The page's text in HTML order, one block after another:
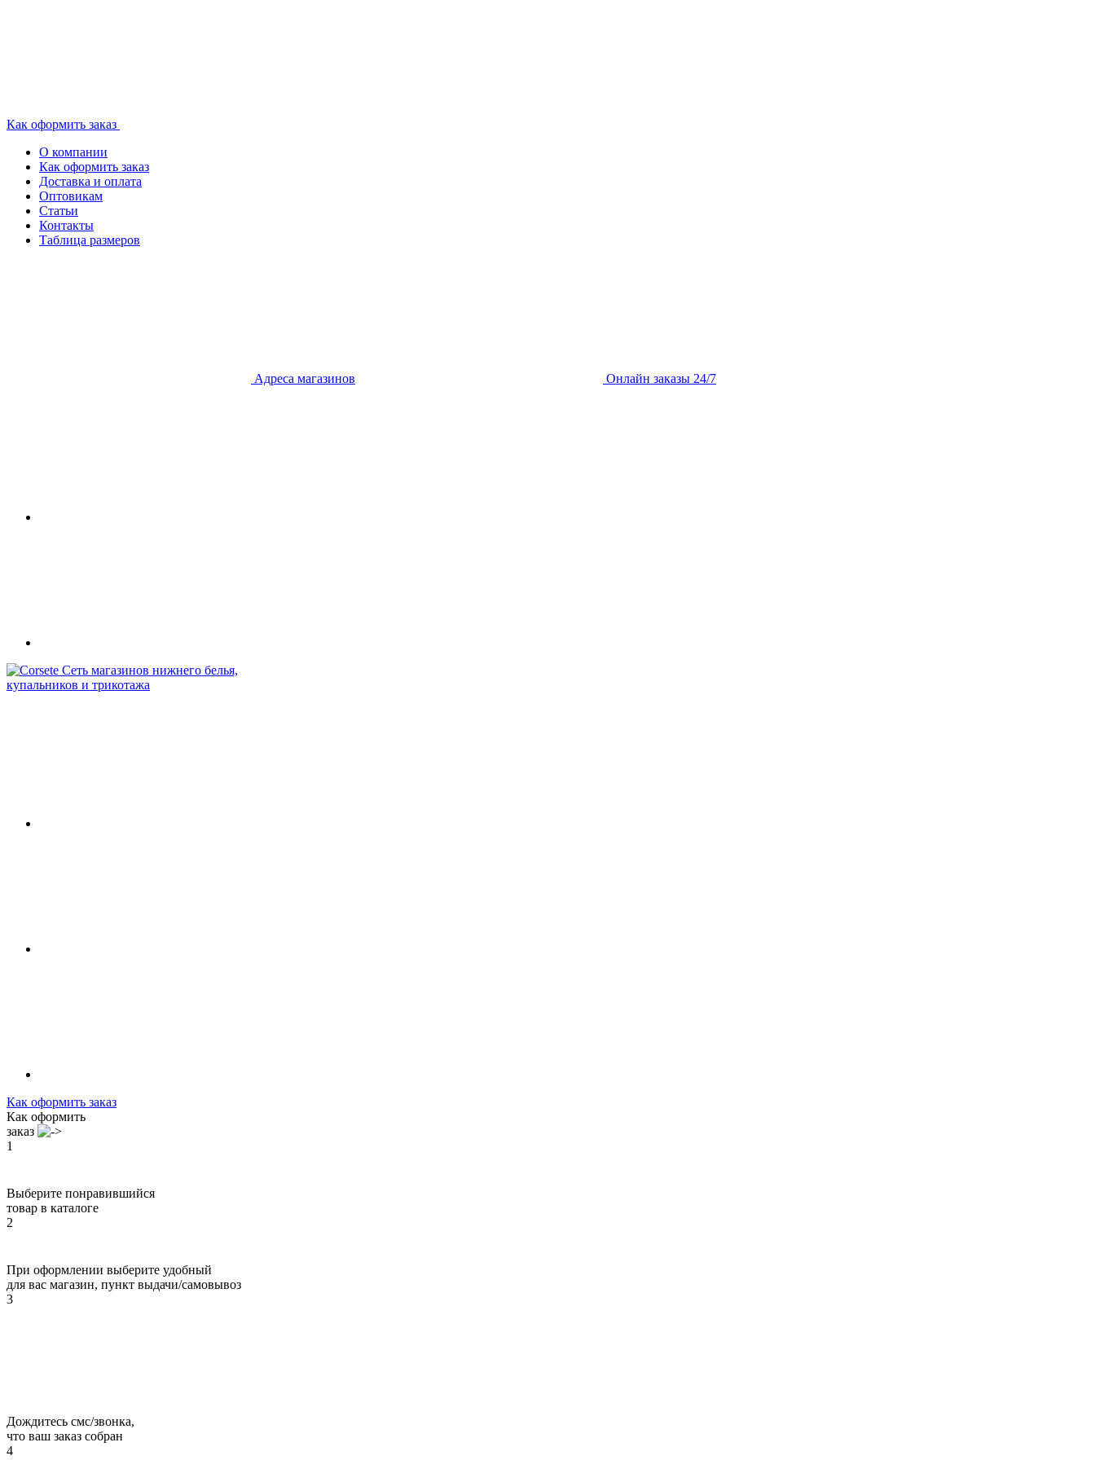
Как оформить заказ
О компании
Как оформить заказ
Доставка и оплата
Оптовикам
Статьи
Контакты
Таблица размеров
Адреса магазинов Онлайн заказы 24/7
Сеть магазинов нижнего белья,
купальников и трикотажа
Как оформить заказ
Как оформить
заказ
1
Выберите понравившийся
товар в каталоге
2
При оформлении выберите удобный
для вас магазин, пункт выдачи/самовывоз
3
Дождитесь смс/звонка,
что ваш заказ собран
4